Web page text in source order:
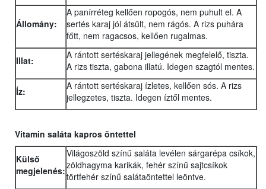
Állomány:
A panírréteg kellően ropogós, nem puhult el. A
sertés karaj jól átsült, nem rágós. A rizs puhára
főtt, nem ragacsos, kellően rugalmas.
Illat:
A rántott sertéskaraj jellegének megfelelő, tiszta.
A rizs tiszta, gabona illatú. Idegen szagtól mentes.
Íz:
A rántott sertéskaraj ízletes, kellően sós. A rizs
jellegzetes, tiszta. Idegen íztől mentes.
Vitamin saláta kapros öntettel
Külső
megjelenés:
Világoszöld színű saláta levélen sárgarépa csíkok,
zöldhagyma karikák, fehér színű sajtcsíkok
törtfehér színű salátaöntettel leöntve.